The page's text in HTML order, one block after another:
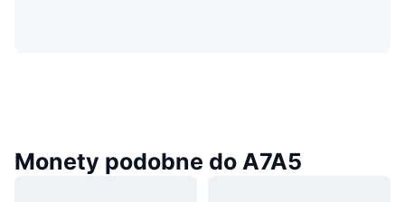
Monety podobne do A7A5